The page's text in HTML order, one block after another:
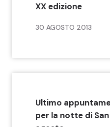
XX edizione
30 AGOSTO 2013
Ultimo
per la notte di